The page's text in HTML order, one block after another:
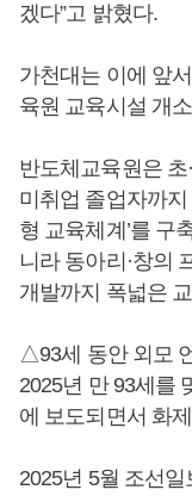
겠다”고 밝혔다.
가천대는 이에 앞
육원 교육시설 개
반도체교육원은
미취업 졸업자까
형 교육체계’를 구
니라 동아리·창의
개발까지 폭넓은
△93세 동안 외모
2025년 만 93세를
에 보도되면서 화
2025년 5월 조선